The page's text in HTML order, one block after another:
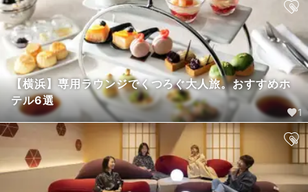
【横浜】専用ラウンジでくつろぐ大人旅。おすすめホ
テル6選
1